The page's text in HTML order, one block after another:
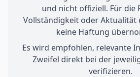
und nicht offiziell. Für die
Vollständigkeit oder Aktualität
keine Haftung
Es wird empfohlen, relevante
Zweifel direkt bei der
verifizieren.